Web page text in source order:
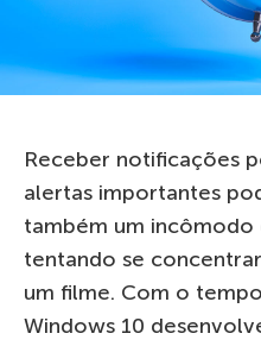
Receber notificações
alertas importantes
também um
tentando se
um filme. Com o
Windows 10